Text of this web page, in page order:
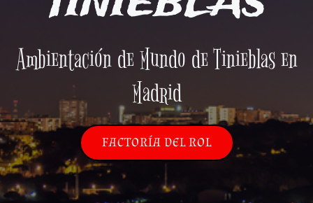
Ambientación de Mundo de Tinieblas en
Madrid
FACTORÍA DEL ROL